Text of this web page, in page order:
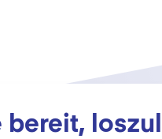
bereit,